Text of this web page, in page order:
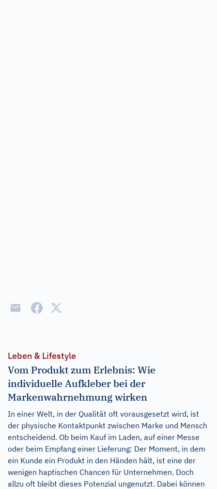
Leben & Lifestyle
Vom Produkt zum Erlebnis: Wie
individuelle Aufkleber bei der
Markenwahrnehmung wirken
In einer Welt, in der Qualität oft vorausgesetzt wird, ist
der physische Kontaktpunkt zwischen Marke und Mensch
entscheidend. Ob beim Kauf im Laden, auf einer Messe
oder beim Empfang einer Lieferung: Der Moment, in dem
ein Kunde ein Produkt in den Händen hält, ist eine der
wenigen haptischen Chancen für Unternehmen. Doch
allzu oft bleibt dieses Potenzial ungenutzt. Dabei können